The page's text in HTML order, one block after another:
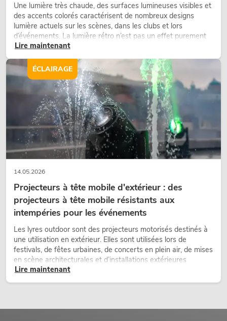
Une lumière très chaude, des surfaces lumineuses visibles et
des accents colorés caractérisent de nombreux designs
lumière actuels sur les scènes, dans les clubs et lors
d’événements. La lumière rétro n’est pas un effet purement
nostalgique, mais un outil de conception utilisé de manière
ciblée : elle crée une atmosphère, donne du caractère aux
scènes et peut rendre les configurations LED techniques plus
émotionnelles.
Lire maintenant
14.05.2026
Projecteurs à tête mobile d'extérieur : des
projecteurs à tête mobile résistants aux
intempéries pour les événements
Les lyres outdoor sont des projecteurs motorisés destinés à
une utilisation en extérieur. Elles sont utilisées lors de
festivals, de fêtes urbaines, de concerts en plein air, de mises
en scène architecturales et d’installations extérieures
temporaires.
Lire maintenant
ÉCLAIRAGE